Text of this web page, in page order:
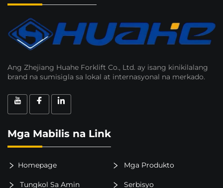
Ang Zhejiang Huahe Forklift Co., Ltd. ay isang kinikilalang
brand na sumisigla sa lokal at internasyonal na merkado.
Mga Mabilis na Link
Homepage Mga Produkto
Tungkol Sa Amin Serbisyo